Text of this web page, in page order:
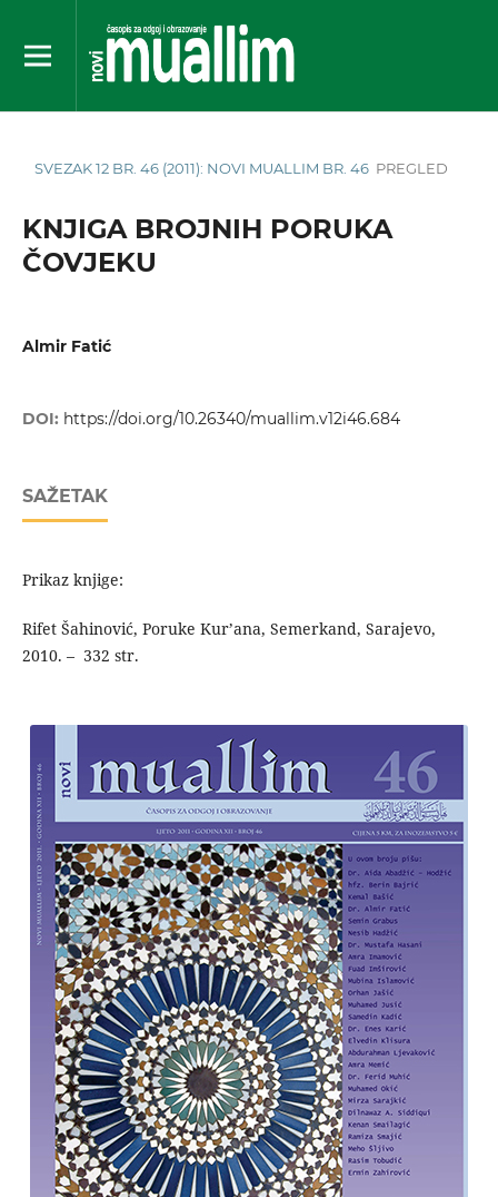
SVEZAK 12 BR. 46 (2011): NOVI MUALLIM BR. 46 PREGLED
KNJIGA BROJNIH PORUKA
ČOVJEKU
Almir Fatić
DOI: https://doi.org/10.26340/muallim.v12i46.684
SAŽETAK
Prikaz knjige:
Rifet Šahinović, Poruke Kur’ana, Semerkand, Sarajevo,
2010. – 332 str.